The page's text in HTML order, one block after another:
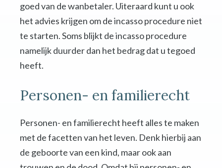
goed van de wanbetaler. Uiteraard kunt u ook
het advies krijgen om de incasso procedure niet
te starten. Soms blijkt de incasso procedure
namelijk duurder dan het bedrag dat u tegoed
heeft.
Personen- en familierecht
Personen- en familierecht heeft alles te maken
met de facetten van het leven. Denk hierbij aan
de geboorte van een kind, maar ook aan